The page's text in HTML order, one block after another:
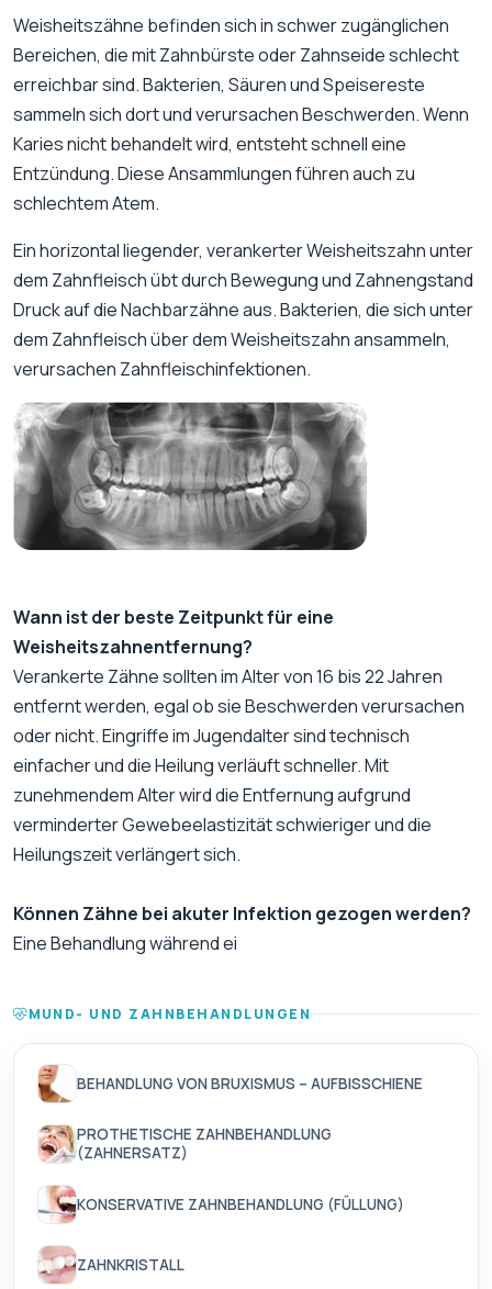
MUND- UND ZAHNBEHANDLUNGEN
BEHANDLUNG VON BRUXISMUS – AUFBISSCHIENE
PROTHETISCHE ZAHNBEHANDLUNG
(ZAHNERSATZ)
KONSERVATIVE ZAHNBEHANDLUNG (FÜLLUNG)
ZAHNKRISTALL
Weisheitszähne befinden sich in schwer zugänglichen
Bereichen, die mit Zahnbürste oder Zahnseide schlecht
erreichbar sind. Bakterien, Säuren und Speisereste
sammeln sich dort und verursachen Beschwerden. Wenn
Karies nicht behandelt wird, entsteht schnell eine
Entzündung. Diese Ansammlungen führen auch zu
schlechtem Atem.
Ein horizontal liegender, verankerter Weisheitszahn unter
dem Zahnfleisch übt durch Bewegung und Zahnengstand
Druck auf die Nachbarzähne aus. Bakterien, die sich unter
dem Zahnfleisch über dem Weisheitszahn ansammeln,
verursachen Zahnfleischinfektionen.
Wann ist der beste Zeitpunkt für eine
Weisheitszahnentfernung?
Verankerte Zähne sollten im Alter von 16 bis 22 Jahren
entfernt werden, egal ob sie Beschwerden verursachen
oder nicht. Eingriffe im Jugendalter sind technisch
einfacher und die Heilung verläuft schneller. Mit
zunehmendem Alter wird die Entfernung aufgrund
verminderter Gewebeelastizität schwieriger und die
Heilungszeit verlängert sich.
Können Zähne bei akuter Infektion gezogen werden?
Eine Behandlung während ei